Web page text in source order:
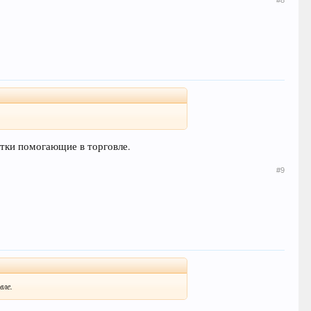
помогающие в торговле.
#9